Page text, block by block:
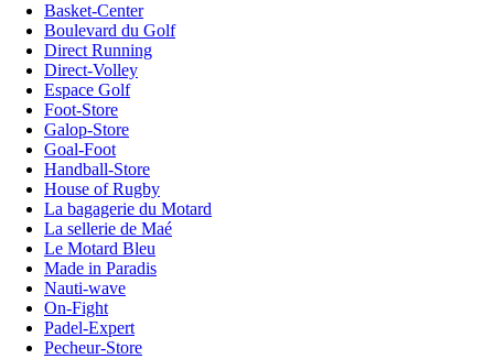
Basket-Center
Boulevard du Golf
Direct Running
Direct-Volley
Espace Golf
Foot-Store
Galop-Store
Goal-Foot
Handball-Store
House of Rugby
La bagagerie du Motard
La sellerie de Maé
Le Motard Bleu
Made in Paradis
Nauti-wave
On-Fight
Padel-Expert
Pecheur-Store